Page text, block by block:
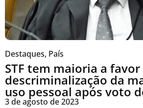
Destaques, País
STF tem maioria a favor
descriminalização da
uso pessoal após voto
3 de agosto de 2023